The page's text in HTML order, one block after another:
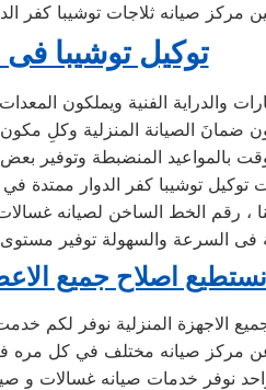
مركز صيانه ثلاجات توشيبا كفر
توكيل توشيبا
ضمانَ الصيانة المنزلية وكلِ
توكيل توشيبا كفر الدوار ممتدة
، رقم الخط الساخن لصيانه
نستطيع اصلاح جميع
الاجهزة المنزلية نوفر لكم
مركز صيانه مختلف في كل مره
نوفر خدمات صيانه غسالات و